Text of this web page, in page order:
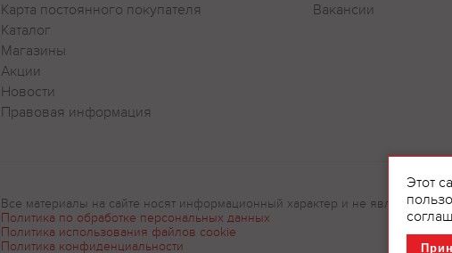
Карта постоянного покупателя
Каталог
Магазины
Акции
Новости
Правовая информация
Вакансии
Все материалы на сайте носят информационный характер и не являются
Политика по обработке персональных данных
Политика использования файлов cookie
Политика конфиденциальности
Этот